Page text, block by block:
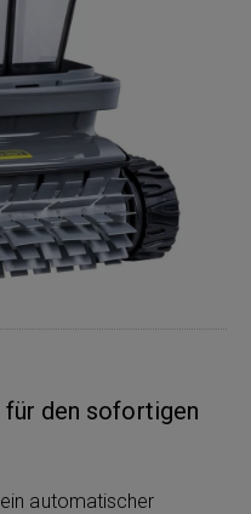
den sofortigen
automatischer